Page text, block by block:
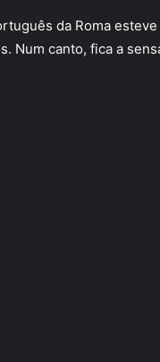
da Roma
Num canto, fica a